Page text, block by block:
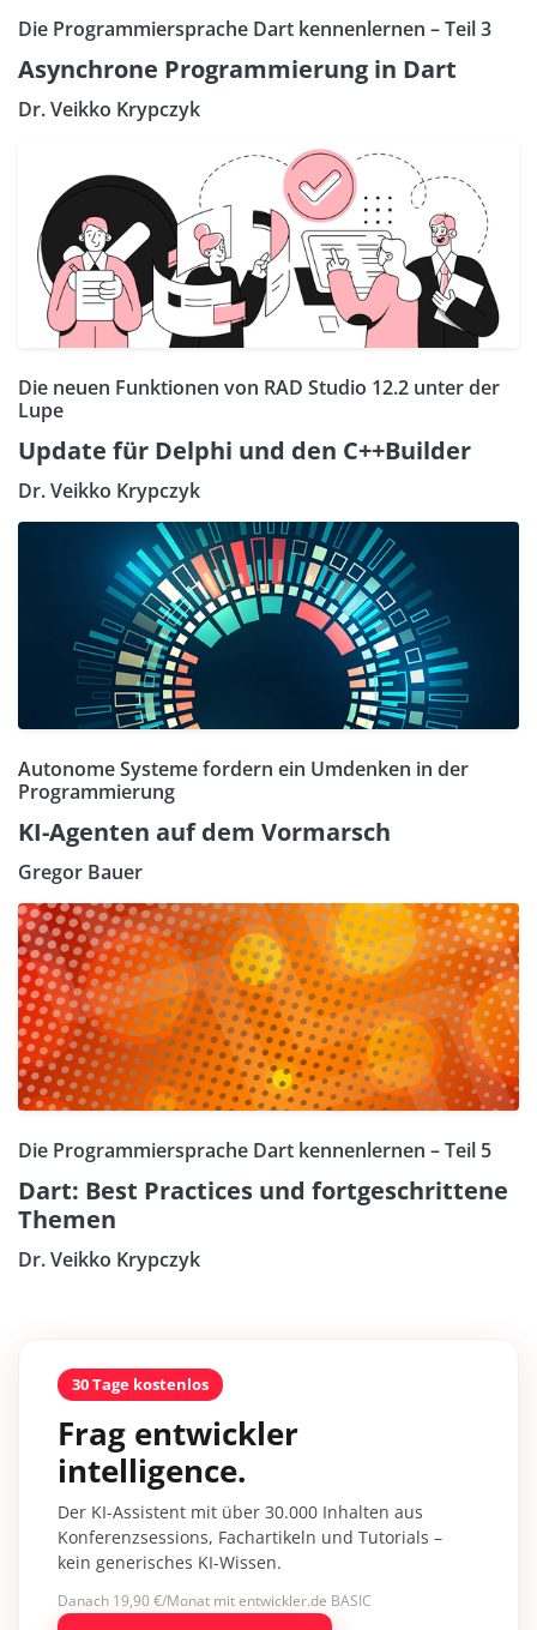
Die Programmiersprache Dart kennenlernen – Teil 3
Asynchrone Programmierung in Dart
Dr. Veikko Krypczyk
Die neuen Funktionen von RAD Studio 12.2 unter der
Lupe
Update für Delphi und den C++Builder
Dr. Veikko Krypczyk
Autonome Systeme fordern ein Umdenken in der
Programmierung
KI-Agenten auf dem Vormarsch
Gregor Bauer
Die Programmiersprache Dart kennenlernen – Teil 5
Dart: Best Practices und fortgeschrittene
Themen
Dr. Veikko Krypczyk
30 Tage kostenlos
Frag entwickler
intelligence.
Der KI-Assistent mit über 30.000 Inhalten aus
Konferenzsessions, Fachartikeln und Tutorials –
kein generisches KI-Wissen.
Danach 19,90 €/Monat mit entwickler.de BASIC